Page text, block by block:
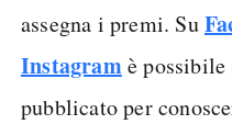
assegna i premi. Su
Instagramè possibile
pubblicato per